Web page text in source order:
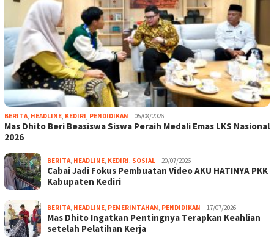
BERITA, HEADLINE, KEDIRI, PENDIDIKAN 05/08/2026
Mas Dhito Beri Beasiswa Siswa Peraih Medali Emas LKS Nasional
2026
BERITA, HEADLINE, KEDIRI, SOSIAL 20/07/2026
Cabai Jadi Fokus Pembuatan Video AKU HATINYA PKK
Kabupaten Kediri
BERITA, HEADLINE, PEMERINTAHAN, PENDIDIKAN 17/07/2026
Mas Dhito Ingatkan Pentingnya Terapkan Keahlian
setelah Pelatihan Kerja